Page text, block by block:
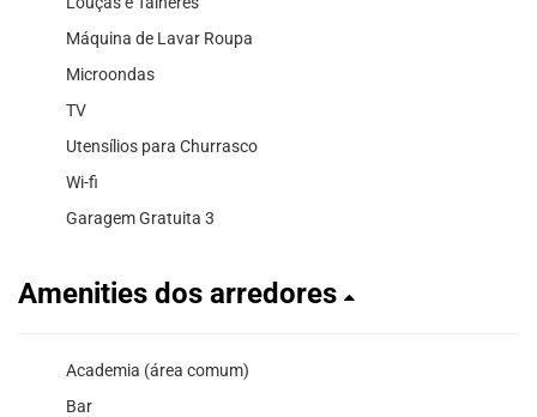
Máquina de Lavar Roupa
Microondas
TV
Utensílios para Churrasco
Wi-fi
Garagem Gratuita 3
Amenities dos arredores
Academia (área comum)
Bar